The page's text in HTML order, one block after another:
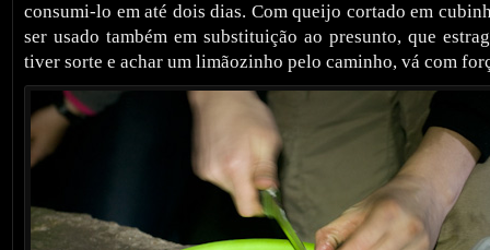
consumi-lo em até dois dias. Com queijo cortado em
ser usado também em substituição ao presunto, que
tiver sorte e achar um limãozinho pelo caminho, vá com